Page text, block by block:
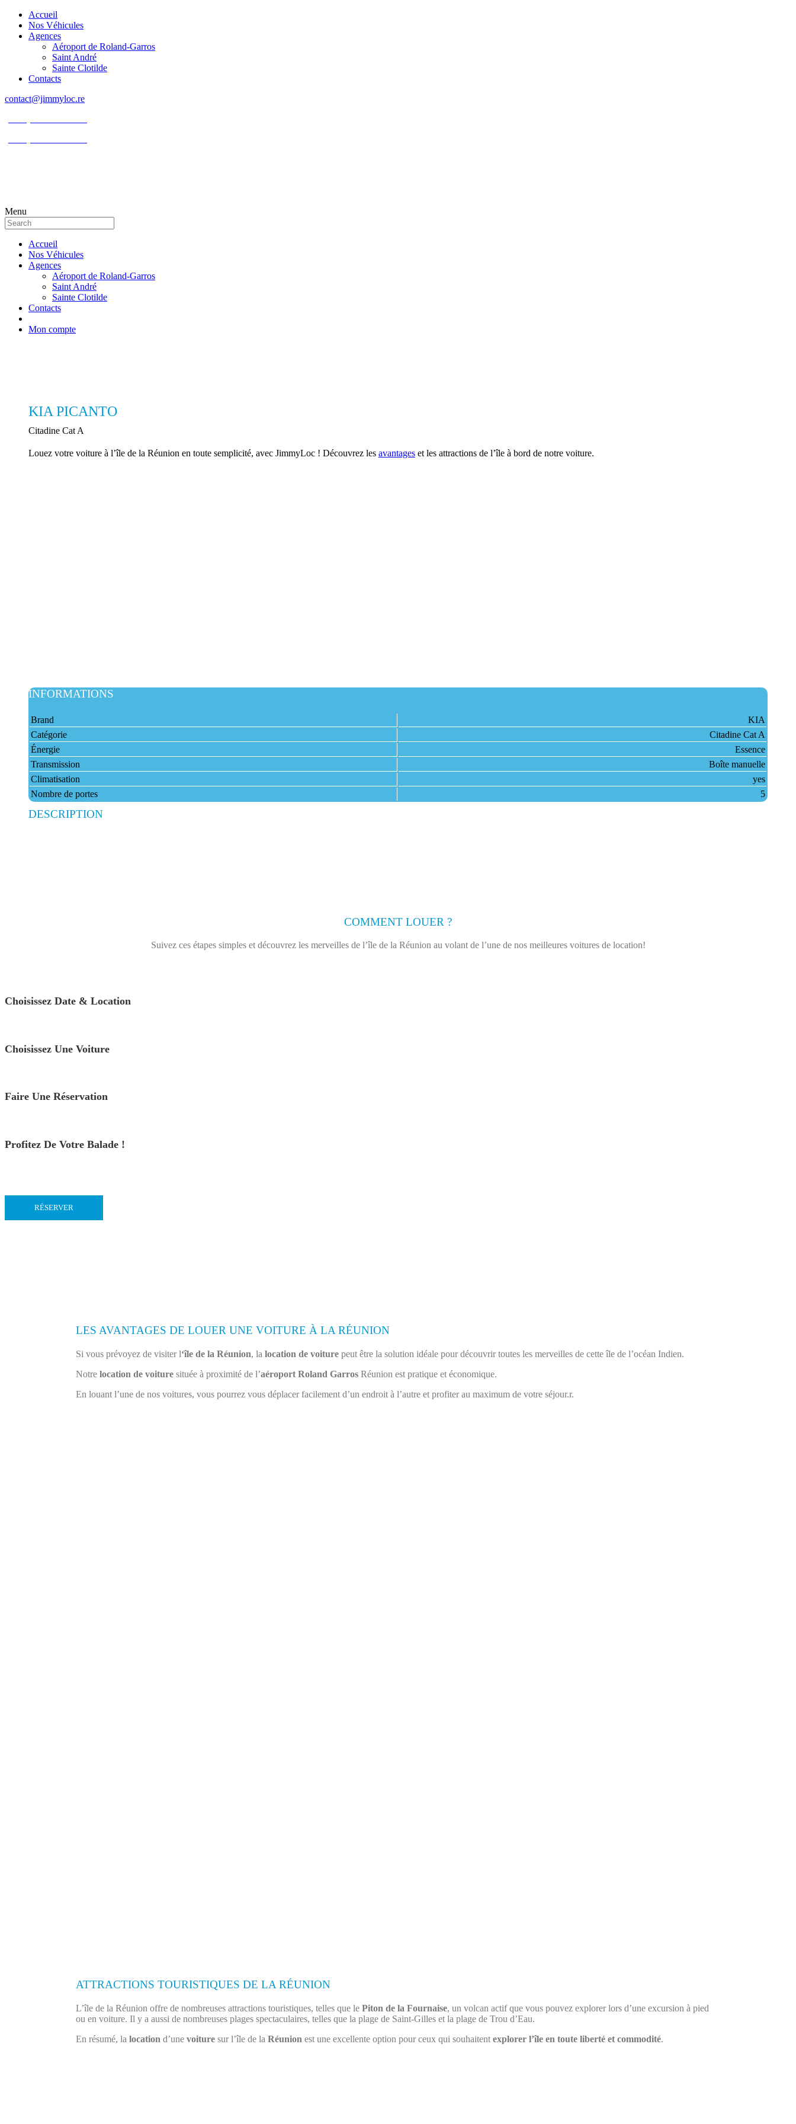
Accueil
Nos Véhicules
Agences
Aéroport de Roland-Garros
Saint André
Sainte Clotilde
Contacts
contact@jimmyloc.re
Menu
Accueil
Nos Véhicules
Agences
Aéroport de Roland-Garros
Saint André
Sainte Clotilde
Contacts
Mon compte
KIA PICANTO
Citadine Cat A
Louez votre voiture à l’île de la Réunion en toute semplicité, avec JimmyLoc ! Découvrez les avantageset les attractions de l’île à bord de notre voiture.
INFORMATIONS
Brand
KIA
Catégorie
Citadine Cat A
Énergie
Essence
Transmission
Boîte manuelle
Climatisation
yes
Nombre de portes
5
DESCRIPTION
COMMENT LOUER ?
Suivez ces étapes simples et découvrez les merveilles de l’île de la Réunion au volant de l’une de nos meilleures voitures de location!
Choisissez Date & Location
Choisissez Une Voiture
Faire Une Réservation
Profitez De Votre Balade !
RÉSERVER
LES AVANTAGES DE LOUER UNE VOITURE À LA RÉUNION
Si vous prévoyez de visiter l‘île de la Réunion, la location de voiturepeut être la solution idéale pour découvrir toutes les merveilles de cette île de l’océan Indien.
Notre location de voituresituée à proximité de l’aéroport Roland GarrosRéunion est pratique et économique.
En louant l’une de nos voitures, vous pourrez vous déplacer facilement d’un endroit à l’autre et profiter au maximum de votre séjour.r.
ATTRACTIONS TOURISTIQUES DE LA RÉUNION
L’île de la Réunion offre de nombreuses attractions touristiques, telles que le Piton de la Fournaise, un volcan actif que vous pouvez explorer lors d’une excursion à pied
ou en voiture. Il y a aussi de nombreuses plages spectaculaires, telles que la plage de Saint-Gilles et la plage de Trou d’Eau.
En résumé, la location d’unevoituresur l’île de la Réunion est une excellente option pour ceux qui souhaitent explorer l’île en toute liberté et commodité.